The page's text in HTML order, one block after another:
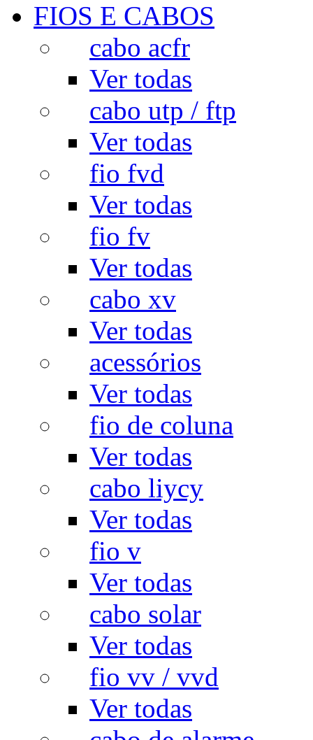
FIOS E CABOS
cabo acfr
Ver todas
cabo utp / ftp
Ver todas
fio fvd
Ver todas
fio fv
Ver todas
cabo xv
Ver todas
acessórios
Ver todas
fio de coluna
Ver todas
cabo liycy
Ver todas
fio v
Ver todas
cabo solar
Ver todas
fio vv / vvd
Ver todas